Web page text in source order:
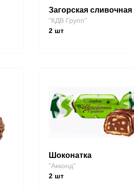
Загорская сливочная
"КДВ Групп"
2 шт
Шоконатка
"Акконд"
2 шт